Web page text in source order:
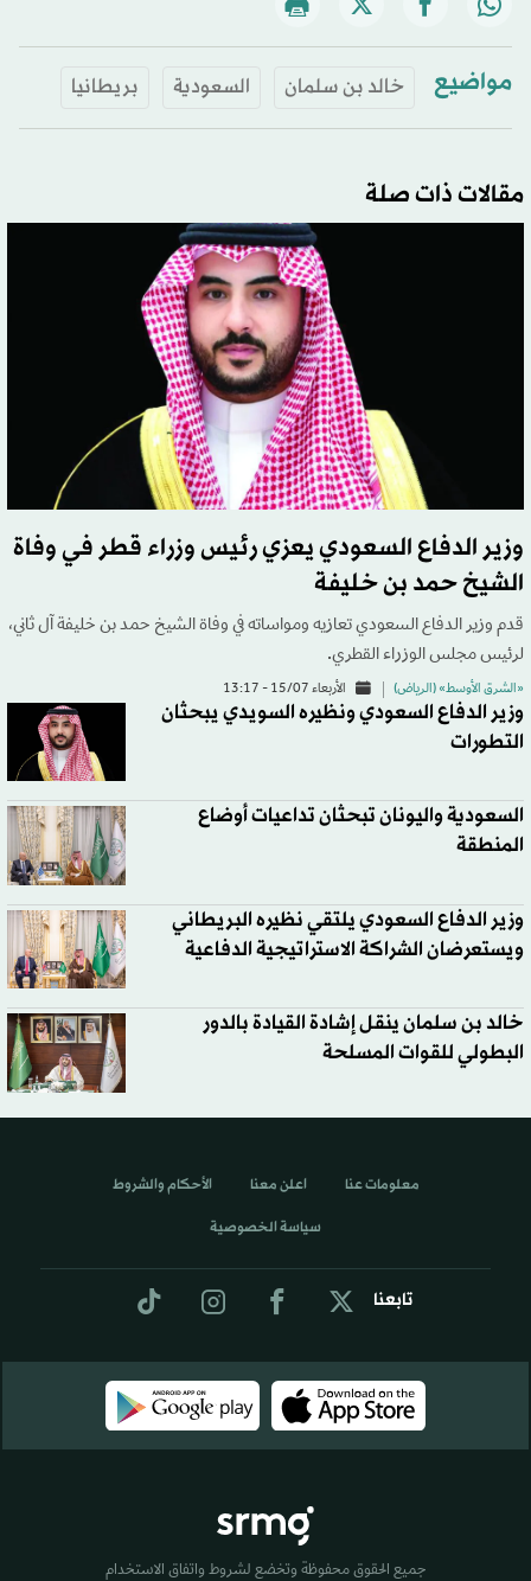
مواضيع خالد بن سلمان السعودية بريطانيا
مقالات ذات صلة
وزير الدفاع السعودي يعزي رئيس وزراء قطر في وفاة
الشيخ حمد بن خليفة
قدم وزير الدفاع السعودي تعازيه ومواساته في وفاة الشيخ حمد بن خليفة آل ثاني،
لرئيس مجلس الوزراء القطري.
«الشرق الأوسط» (الرياض) الأربعاء 15/07 - 13:17
وزير الدفاع السعودي ونظيره السويدي يبحثان
التطورات
السعودية واليونان تبحثان تداعيات أوضاع
المنطقة
وزير الدفاع السعودي يلتقي نظيره البريطاني
ويستعرضان الشراكة الاستراتيجية الدفاعية
خالد بن سلمان ينقل إشادة القيادة بالدور
البطولي للقوات المسلحة
تابعنا
معلومات عنا اعلن معنا الأحكام والشروط
سياسة الخصوصية
جميع الحقوق محفوظة وتخضع لشروط واتفاق الاستخدام